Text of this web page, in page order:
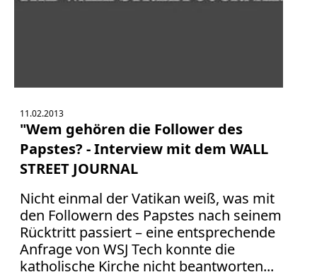
11.02.2013
"Wem gehören die Follower des
Papstes? - Interview mit dem WALL
STREET JOURNAL
Nicht einmal der Vatikan weiß, was mit
den Followern des Papstes nach seinem
Rücktritt passiert – eine entsprechende
Anfrage von WSJ Tech konnte die
katholische Kirche nicht beantworten...